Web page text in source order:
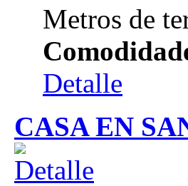
Metros de
Detalle
CASA EN